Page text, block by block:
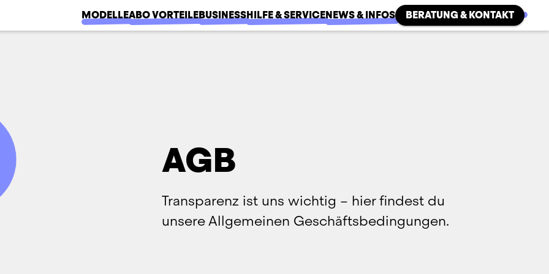
MODELLEABO VORTEILEBUSINESSHILFE & SERVICENEWS & INFOS BERATUNG & KONTAKT
AGB
Transparenz ist uns wichtig – hier findest du
unsere Allgemeinen Geschäftsbedingungen.